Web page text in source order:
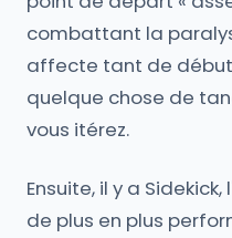
combattant la
affecte tant de
quelque chose de
vous itérez.
Ensuite, il y a
de plus en plus